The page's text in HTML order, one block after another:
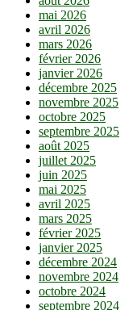
mai 2026
avril 2026
mars 2026
février 2026
janvier 2026
décembre 2025
novembre 2025
octobre 2025
septembre 2025
août 2025
juillet 2025
juin 2025
mai 2025
avril 2025
mars 2025
février 2025
janvier 2025
décembre 2024
novembre 2024
octobre 2024
septembre 2024